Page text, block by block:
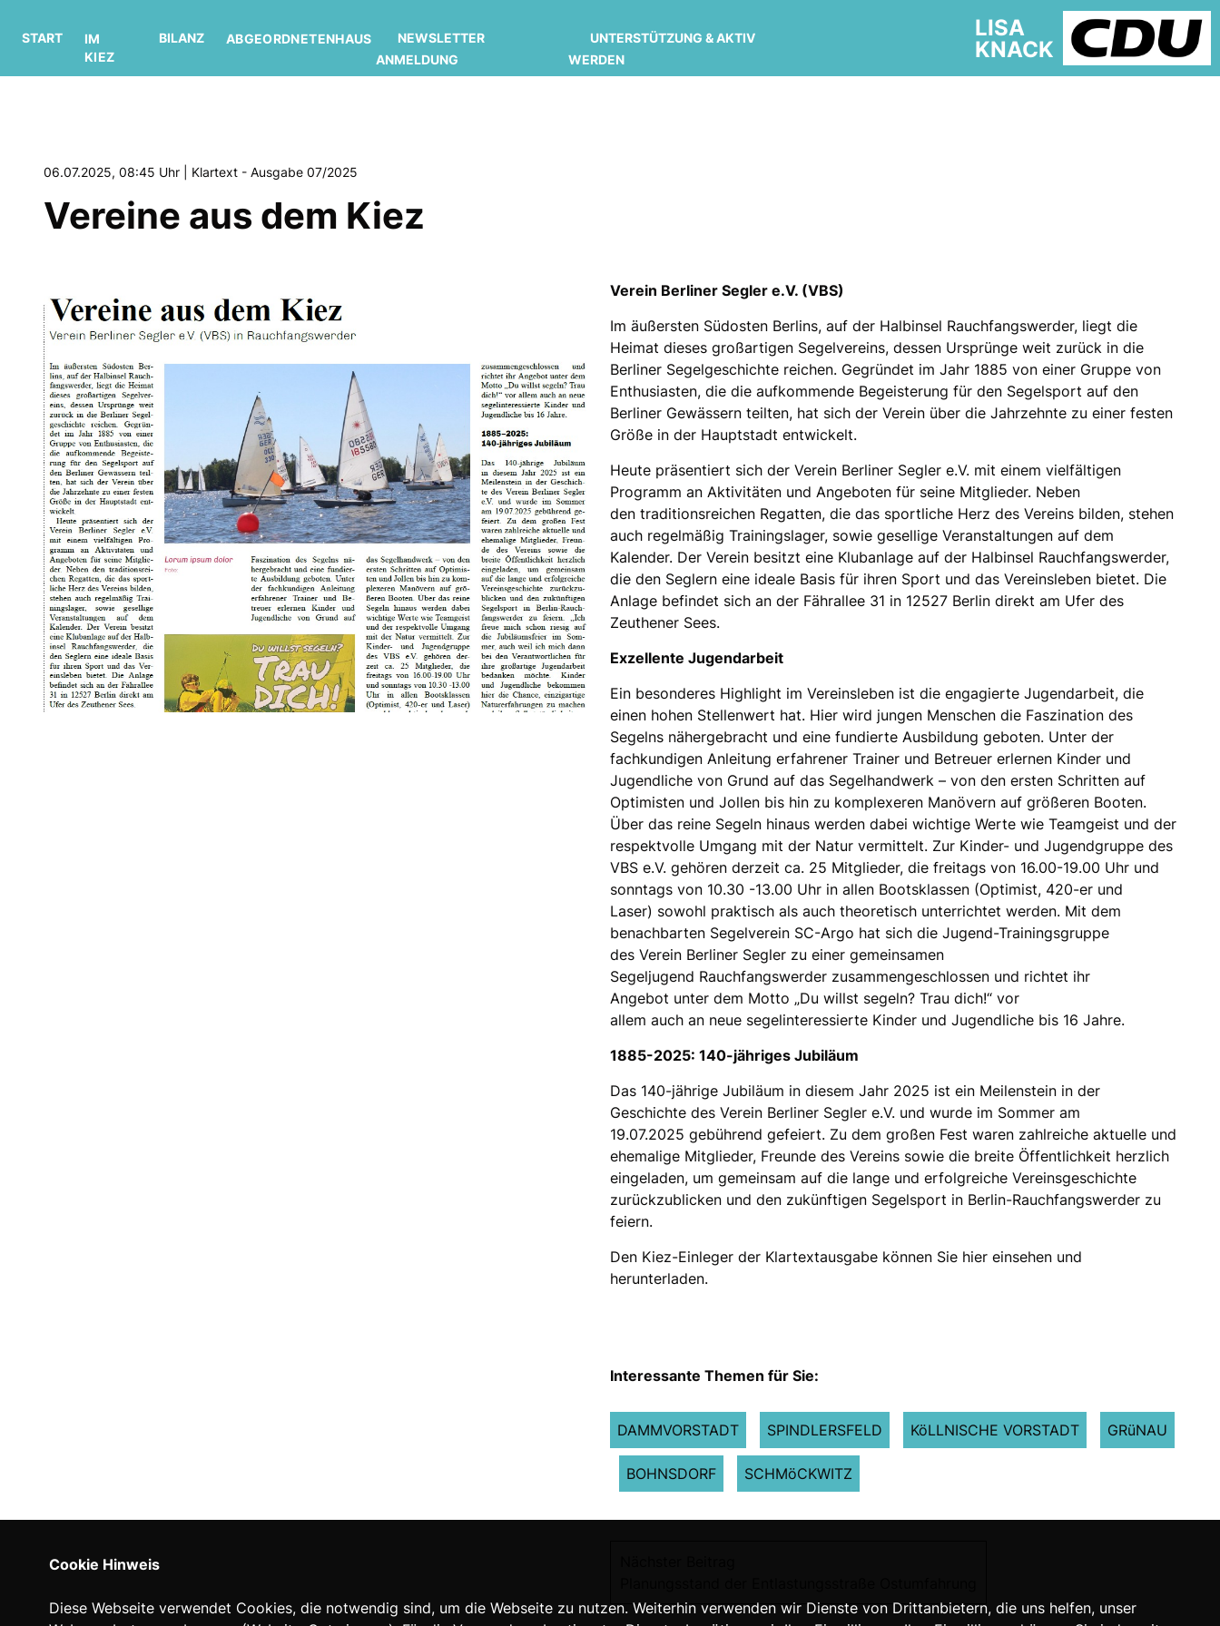
START
IM
KIEZ
BILANZ ABGEORDNETENHAUS
NEWSLETTER
ANMELDUNG
UNTERSTÜTZUNG & AKTIV
WERDEN
LISA
KNACK
06.07.2025, 08:45 Uhr | Klartext - Ausgabe 07/2025
Vereine aus dem Kiez
Verein Berliner Segler e.V. (VBS)
Im äußersten Südosten Berlins, auf der Halbinsel Rauchfangswerder, liegt die
Heimat dieses großartigen Segelvereins, dessen Ursprünge weit zurück in die
Berliner Segelgeschichte reichen. Gegründet im Jahr 1885 von einer Gruppe von
Enthusiasten, die die aufkommende Begeisterung für den Segelsport auf den
Berliner Gewässern teilten, hat sich der Verein über die Jahrzehnte zu einer festen
Größe in der Hauptstadt entwickelt.
Heute präsentiert sich der Verein Berliner Segler e.V. mit einem vielfältigen
Programm an Aktivitäten und Angeboten für seine Mitglieder. Neben
den traditionsreichen Regatten, die das sportliche Herz des Vereins bilden, stehen
auch regelmäßig Trainingslager, sowie gesellige Veranstaltungen auf dem
Kalender. Der Verein besitzt eine Klubanlage auf der Halbinsel Rauchfangswerder,
die den Seglern eine ideale Basis für ihren Sport und das Vereinsleben bietet. Die
Anlage befindet sich an der Fährallee 31 in 12527 Berlin direkt am Ufer des
Zeuthener Sees.
Exzellente Jugendarbeit
Ein besonderes Highlight im Vereinsleben ist die engagierte Jugendarbeit, die
einen hohen Stellenwert hat. Hier wird jungen Menschen die Faszination des
Segelns nähergebracht und eine fundierte Ausbildung geboten. Unter der
fachkundigen Anleitung erfahrener Trainer und Betreuer erlernen Kinder und
Jugendliche von Grund auf das Segelhandwerk – von den ersten Schritten auf
Optimisten und Jollen bis hin zu komplexeren Manövern auf größeren Booten.
Über das reine Segeln hinaus werden dabei wichtige Werte wie Teamgeist und der
respektvolle Umgang mit der Natur vermittelt. Zur Kinder- und Jugendgruppe des
VBS e.V. gehören derzeit ca. 25 Mitglieder, die freitags von 16.00-19.00 Uhr und
sonntags von 10.30 -13.00 Uhr in allen Bootsklassen (Optimist, 420-er und
Laser) sowohl praktisch als auch theoretisch unterrichtet werden. Mit dem
benachbarten Segelverein SC-Argo hat sich die Jugend-Trainingsgruppe
des Verein Berliner Segler zu einer gemeinsamen
Segeljugend Rauchfangswerder zusammengeschlossen und richtet ihr
Angebot unter dem Motto „Du willst segeln? Trau dich!“ vor
allem auch an neue segelinteressierte Kinder und Jugendliche bis 16 Jahre.
1885-2025: 140-jähriges Jubiläum
Das 140-jährige Jubiläum in diesem Jahr 2025 ist ein Meilenstein in der
Geschichte des Verein Berliner Segler e.V. und wurde im Sommer am
19.07.2025 gebührend gefeiert. Zu dem großen Fest waren zahlreiche aktuelle und
ehemalige Mitglieder, Freunde des Vereins sowie die breite Öffentlichkeit herzlich
eingeladen, um gemeinsam auf die lange und erfolgreiche Vereinsgeschichte
zurückzublicken und den zukünftigen Segelsport in Berlin-Rauchfangswerder zu
feiern.
Den Kiez-Einleger der Klartextausgabe können Sie hier einsehen und
herunterladen.
Interessante Themen für Sie:
DAMMVORSTADT SPINDLERSFELD KöLLNISCHE VORSTADT GRüNAU
BOHNSDORF SCHMöCKWITZ
Cookie Hinweis
Diese Webseite verwendet Cookies, die notwendig sind, um die Webseite zu nutzen. Weiterhin verwenden wir Dienste von Drittanbietern, die uns helfen, unser